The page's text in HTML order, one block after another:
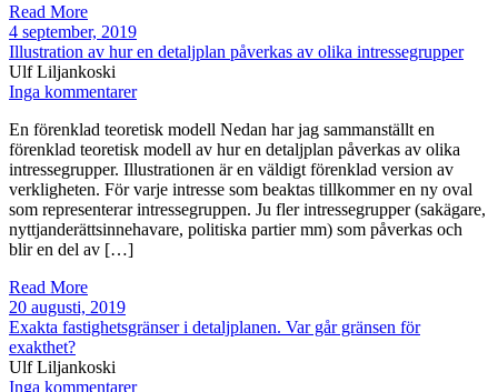
Read More
4 september, 2019
Illustration av hur en detaljplan påverkas av olika intressegrupper
Ulf Liljankoski
Inga kommentarer
En förenklad teoretisk modell Nedan har jag sammanställt en
förenklad teoretisk modell av hur en detaljplan påverkas av olika
intressegrupper. Illustrationen är en väldigt förenklad version av
verkligheten. För varje intresse som beaktas tillkommer en ny oval
som representerar intressegruppen. Ju fler intressegrupper (sakägare,
nyttjanderättsinnehavare, politiska partier mm) som påverkas och
blir en del av […]
Read More
20 augusti, 2019
Exakta fastighetsgränser i detaljplanen. Var går gränsen för
exakthet?
Ulf Liljankoski
Inga kommentarer